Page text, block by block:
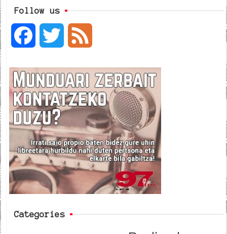
Follow us
c
e
b
o
o
i
t
t
e
e
d
Categories